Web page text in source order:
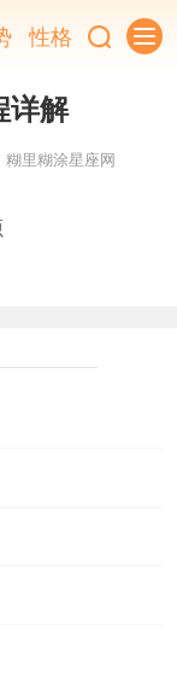
性格
详解
糊里糊涂星座网